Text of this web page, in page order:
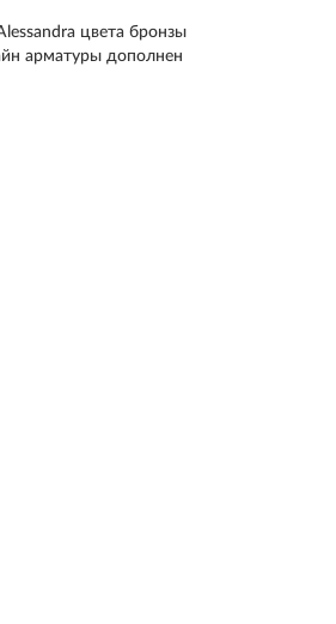
цвета бронзы
арматуры дополнен